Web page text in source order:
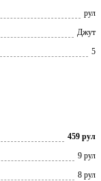
рул
Джут
5
459 рул
9 рул
8 рул